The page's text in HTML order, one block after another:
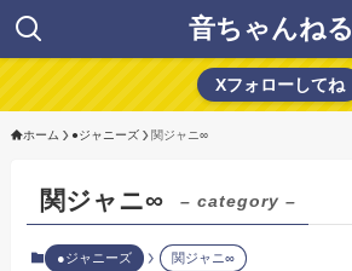
音ちゃんねる
Xフォローしてね
ホーム ●ジャニーズ 関ジャニ∞
関ジャニ∞ – category –
●ジャニーズ 関ジャニ∞